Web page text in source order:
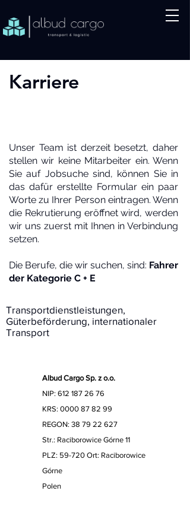
Karriere
Unser Team ist derzeit besetzt, daher
stellen wir keine Mitarbeiter ein. Wenn
Sie auf Jobsuche sind, können Sie in
das dafür erstellte Formular ein paar
Worte zu Ihrer Person eintragen. Wenn
die Rekrutierung eröffnet wird, werden
wir uns zuerst mit Ihnen in Verbindung
setzen.
Die Berufe, die wir suchen, sind: Fahrer
der Kategorie C + E
Transportdienstleistungen,
Güterbeförderung, internationaler
Transport
Albud Cargo Sp. z o.o.
NIP: 612 187 26 76
KRS: 0000 87 82 99
REGON: 38 79 22 627
Str.: Raciborowice Górne 11
PLZ: 59-720 Ort: Raciborowice
Górne
Polen